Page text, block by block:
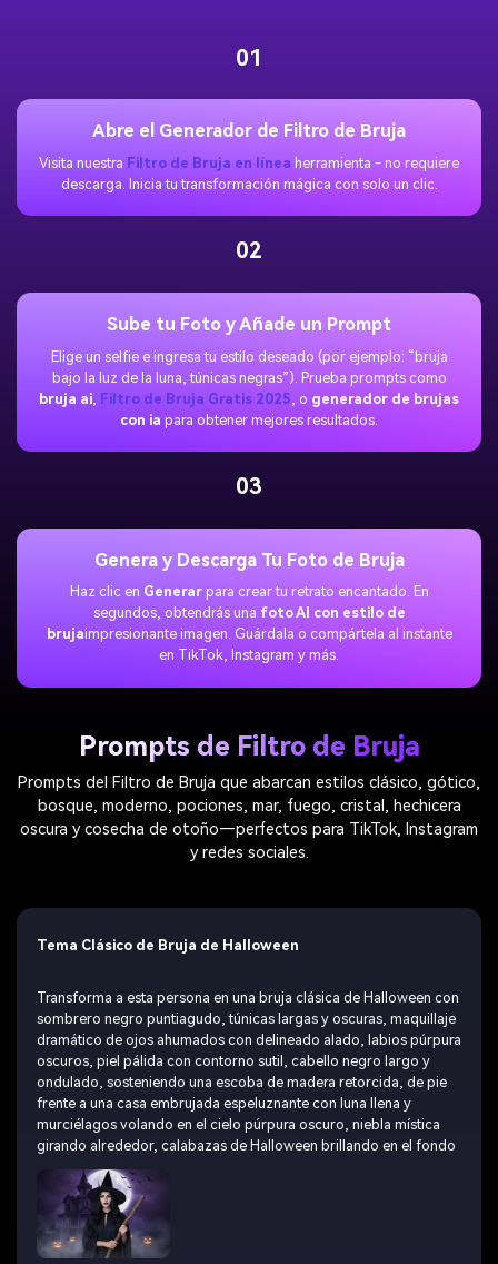
01
Abre el Generador de Filtro de Bruja
Visita nuestra Filtro de Bruja en línea herramienta - no requiere
descarga. Inicia tu transformación mágica con solo un clic.
02
Sube tu Foto y Añade un Prompt
Elige un selfie e ingresa tu estilo deseado (por ejemplo: “bruja
bajo la luz de la luna, túnicas negras”). Prueba prompts como
bruja ai Filtro de Bruja Gratis 2025 , o generador de brujas
con ia para obtener mejores resultados.
03
Genera y Descarga Tu Foto de Bruja
Haz clic en Generarpara crear tu retrato encantado. En
segundos, obtendrás una foto AI con estilo de
brujaimpresionante imagen. Guárdala o compártela al instante
en TikTok, Instagram y más.
Prompts de Filtro de Bruja
Prompts del Filtro de Bruja que abarcan estilos clásico, gótico,
bosque, moderno, pociones, mar, fuego, cristal, hechicera
oscura y cosecha de otoño—perfectos para TikTok, Instagram
y redes sociales.
Tema Clásico de Bruja de Halloween
Transforma a esta persona en una bruja clásica de Halloween con
sombrero negro puntiagudo, túnicas largas y oscuras, maquillaje
dramático de ojos ahumados con delineado alado, labios púrpura
oscuros, piel pálida con contorno sutil, cabello negro largo y
ondulado, sosteniendo una escoba de madera retorcida, de pie
frente a una casa embrujada espeluznante con luna llena y
murciélagos volando en el cielo púrpura oscuro, niebla mística
girando alrededor, calabazas de Halloween brillando en el fondo